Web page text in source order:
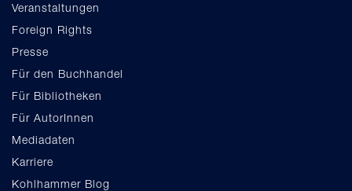
Veranstaltungen
Foreign Rights
Presse
Für den Buchhandel
Für Bibliotheken
Für AutorInnen
Mediadaten
Karriere
Kohlhammer Blog